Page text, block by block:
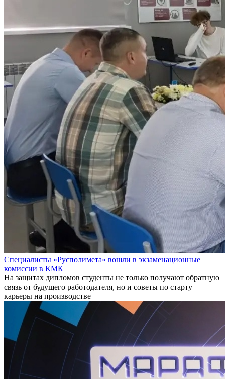
Специалисты «Русполимета» вошли в экзаменационные
комиссии в КМК
На защитах дипломов студенты не только получают обратную
связь от будущего работодателя, но и советы по старту
карьеры на производстве